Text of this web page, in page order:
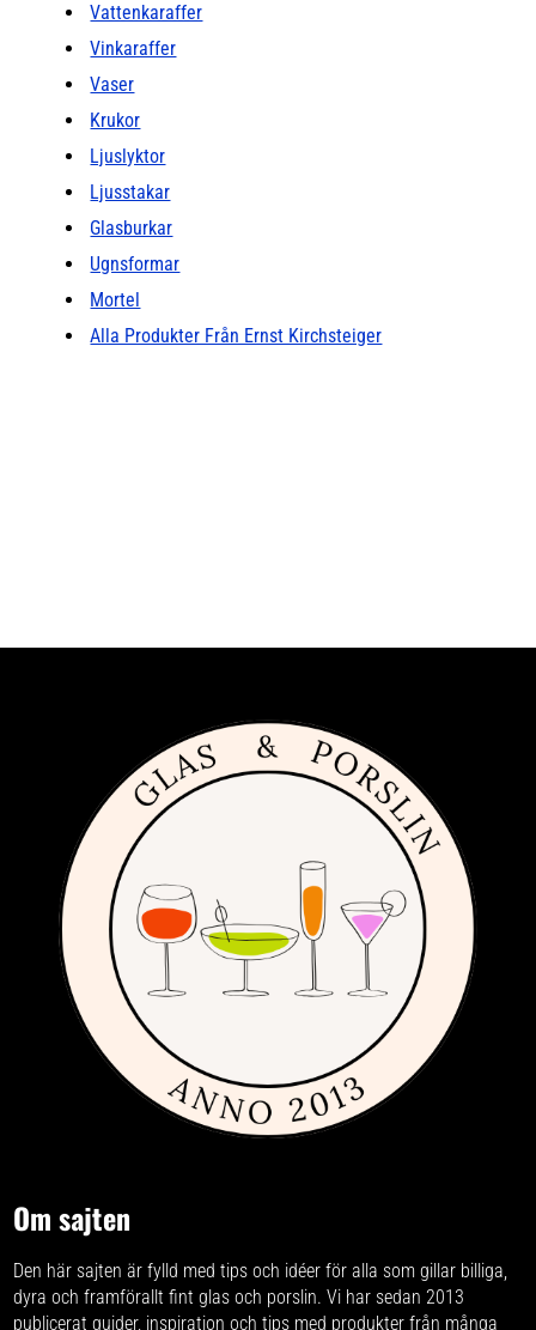
Vattenkaraffer
Vinkaraffer
Vaser
Krukor
Ljuslyktor
Ljusstakar
Glasburkar
Ugnsformar
Mortel
Alla Produkter Från Ernst Kirchsteiger
Om sajten
Den här sajten är fylld med tips och idéer för alla som gillar billiga,
dyra och framförallt fint glas och porslin. Vi har sedan 2013
publicerat guider, inspiration och tips med produkter från många